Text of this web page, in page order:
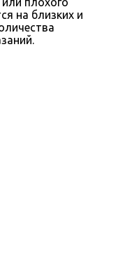
на близких и